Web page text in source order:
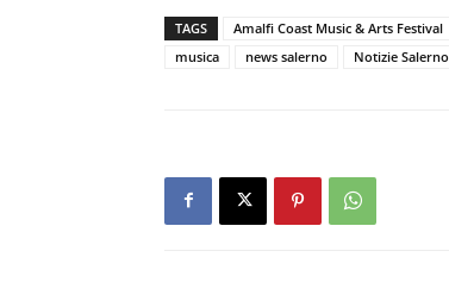
TAGS Amalfi Coast Music & Arts Festival
musica
news salerno Notizie Salerno